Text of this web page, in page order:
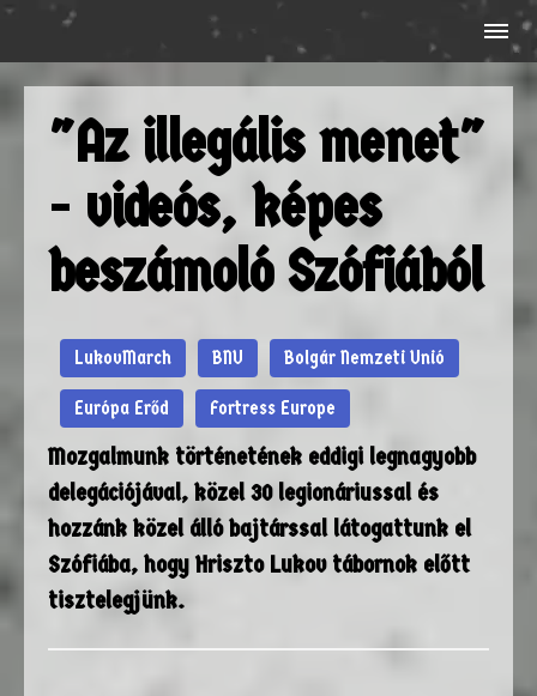
"Az illegális menet"
- videós, képes
beszámoló Szófiából
LukovMarch BNU Bolgár Nemzeti Unió
Európa Erőd Fortress Europe
Mozgalmunk történetének eddigi legnagyobb
delegációjával, közel 30 legionáriussal és
hozzánk közel álló bajtárssal látogattunk el
Szófiába, hogy Hriszto Lukov tábornok előtt
tisztelegjünk.